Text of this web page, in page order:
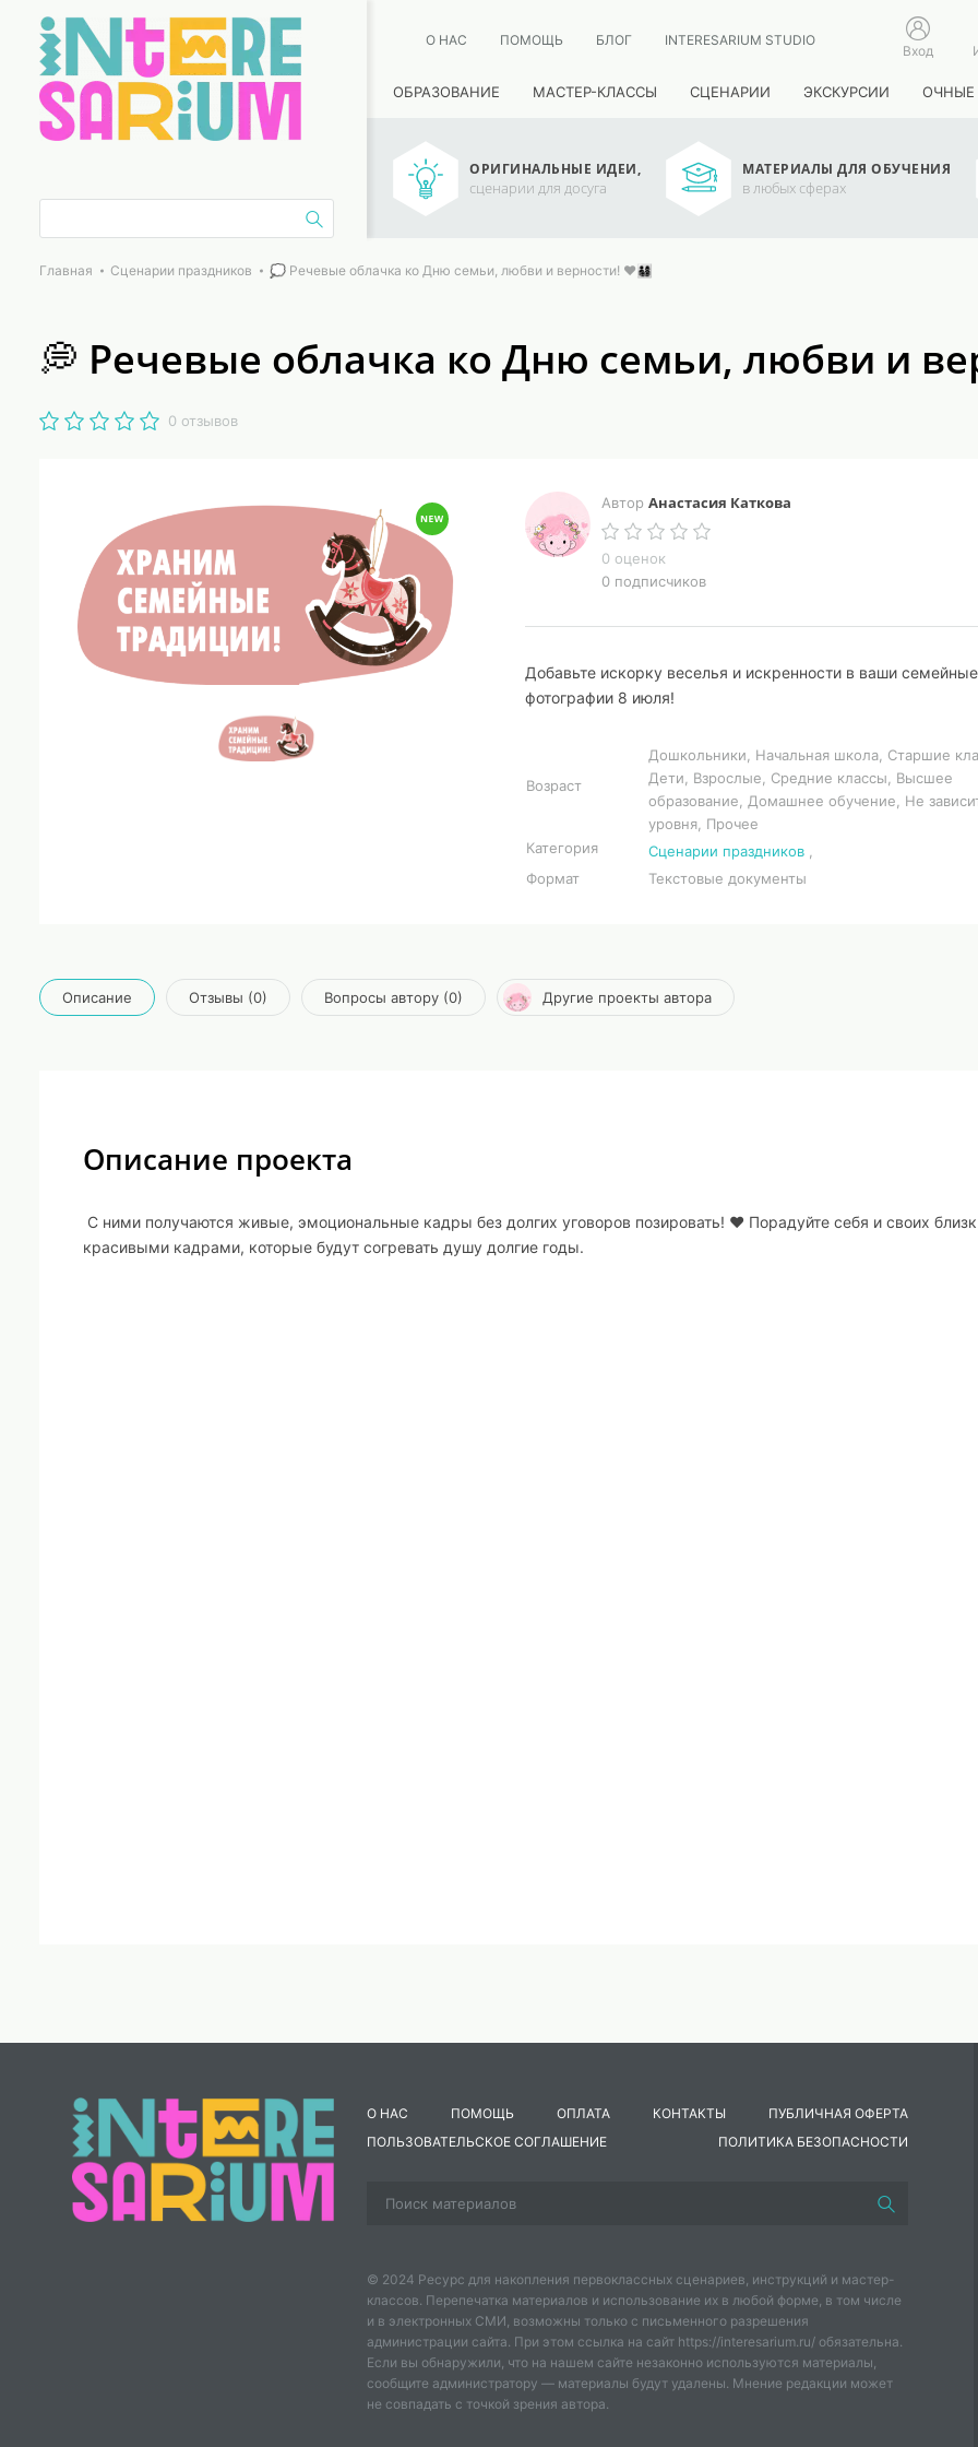
О НАС ПОМОЩЬ БЛОГ INTERESARIUM STUDIO
Вход
ОБРАЗОВАНИЕ МАСТЕР-КЛАССЫ СЦЕНАРИИ ЭКСКУРСИИ ОЧНЫЕ
ОРИГИНАЛЬНЫЕ ИДЕИ,
сценарии для досуга
МАТЕРИАЛЫ ДЛЯ ОБУЧЕНИЯ
в любых сферах
Главная Сценарии праздников 💭 Речевые облачка ко Дню семьи, любви и верности! ❤️👨‍👩‍👧‍👦
💭 Речевые облачка ко Дню семьи, любви и
0 отзывов
Автор Анастасия Каткова
0 оценок
0 подписчиков
Добавьте искорку веселья и искренности в ваши семейные
фотографии 8 июля!
Возраст
Дошкольники, Начальная школа, Старшие
Дети, Взрослые, Средние классы, Высшее
образование, Домашнее обучение, Не
уровня, Прочее
Категория
Сценарии праздников
Формат
Текстовые документы
Описание Отзывы (0) Вопросы автору (0) Другие проекты автора
Описание проекта
С ними получаются живые, эмоциональные кадры без долгих уговоров позировать! ❤️ Порадуйте себя и своих
красивыми кадрами, которые будут согревать душу долгие годы.
О НАС ПОМОЩЬ ОПЛАТА КОНТАКТЫ
ПУБЛИЧНАЯ ОФЕРТА
ПОЛЬЗОВАТЕЛЬСКОЕ СОГЛАШЕНИЕ
ПОЛИТИКА БЕЗОПАСНОСТИ
© 2024 Ресурс для накопления первоклассных сценариев, инструкций и мастер-
классов. Перепечатка материалов и использование их в любой форме, в том числе
и в электронных СМИ, возможны только с письменного разрешения
администрации сайта. При этом ссылка на сайт https://interesarium.ru/ обязательна.
Если вы обнаружили, что на нашем сайте незаконно используются материалы,
сообщите администратору — материалы будут удалены. Мнение редакции может
не совпадать с точкой зрения автора.